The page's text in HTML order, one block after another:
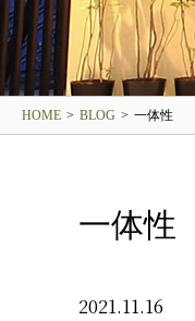
HOME > BLOG > 一体性
一体性
2021.11.16